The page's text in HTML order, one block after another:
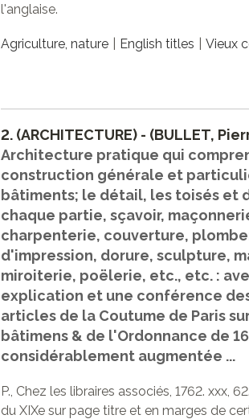
l'anglaise.
Agriculture, nature English titles Vieux
2. (ARCHITECTURE) - (BULLET,
Architecture pratique qui
construction générale et
bâtiments; le détail, les toisés et
chaque partie, sçavoir,
charpenterie, couverture,
d'impression, dorure, sculpture,
miroiterie, poëlerie, etc., etc. :
explication et une conférence
articles de la Coutume de Paris
bâtimens & de l'Ordonnance de
considérablement augmentée ...
P., Chez les libraires associés, 1762. xxx,
du XIXe sur page titre et en marges de